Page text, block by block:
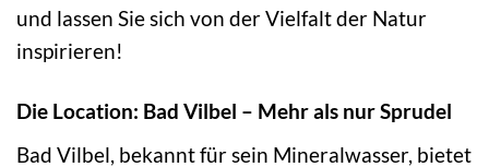
und lassen Sie sich von der Vielfalt der Natur
inspirieren!
Die Location: Bad Vilbel – Mehr als nur Sprudel
Bad Vilbel, bekannt für sein Mineralwasser, bietet